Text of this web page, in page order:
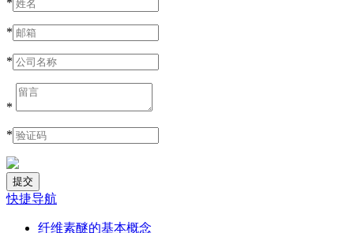
*
*
*
*
快捷导航
纤维素醚的基本概念